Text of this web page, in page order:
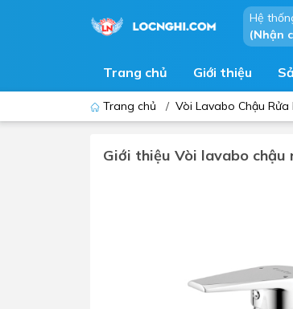
Hệ
(Nhận
Trang chủ Giới thiệu
Vòi chậu - vòi hồ - vòi gắn tường
Trang chủ / Vòi Lavabo Chậu Rửa
Giới thiệu Vòi lavabo